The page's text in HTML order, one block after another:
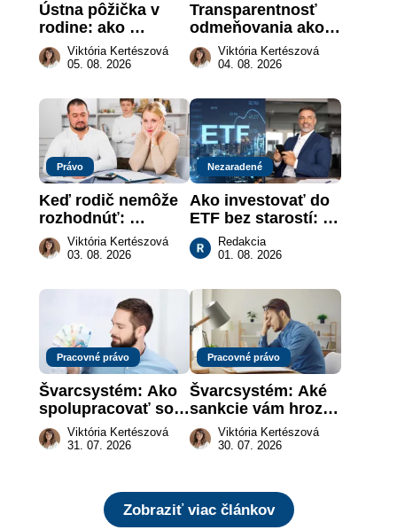
Ústna pôžička v
rodine: ako
vymôcť peniaze,
keď na papieri nie
Viktória Kertészová
05. 08. 2026
Transparentnosť
odmeňovania ako
právna povinnosť:
revolúcia na
práce
Viktória Kertészová
04. 08. 2026
Právo
Keď rodič nemôže
rozhodnúť:
nahradenie prejavu
vôle súdom v
Viktória Kertészová
03. 08. 2026
Nezaradené
Ako investovať do
ETF bez starostí:
Investičné plány,
ktoré urobia prácu
Redakcia
01. 08. 2026
Pracovné právo
Švarcsystém: Ako
spolupracovať so
živnostníkom
legálne a bez
Viktória Kertészová
31. 07. 2026
Pracovné právo
Švarcsystém: Aké
sankcie vám hrozia
a prečo nestačí
zaplatiť pokutu?
Viktória Kertészová
30. 07. 2026
Zobraziť viac článkov